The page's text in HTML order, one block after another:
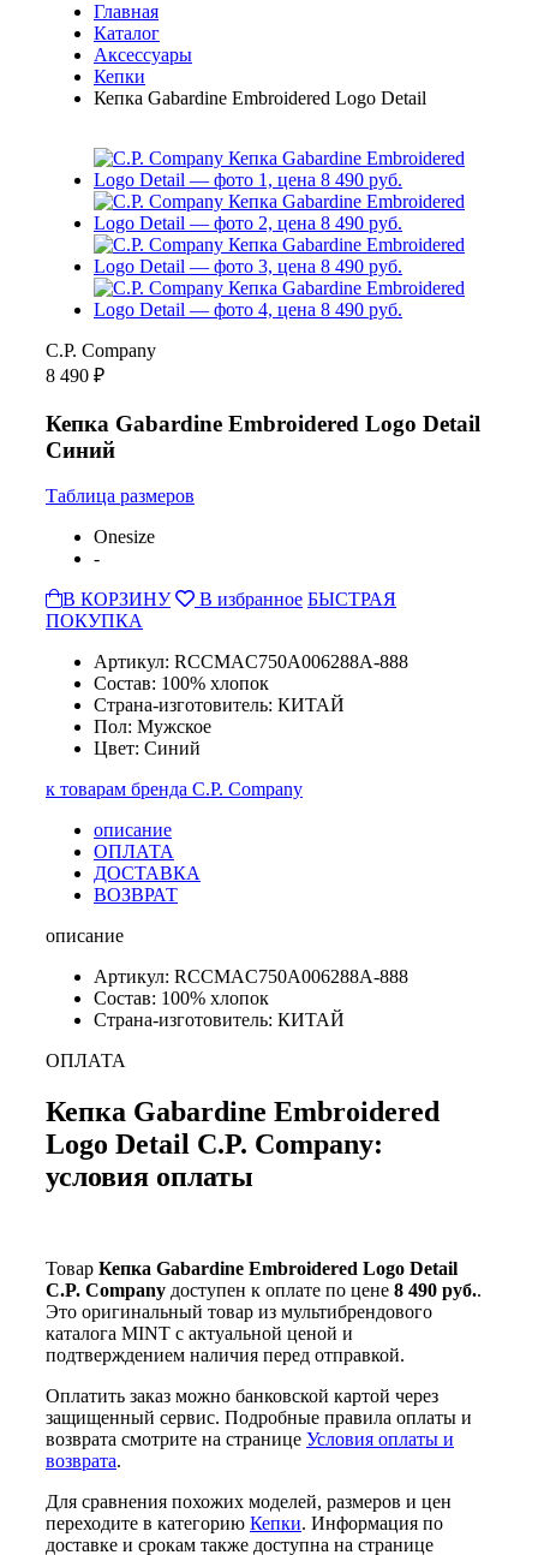
Главная
Каталог
Аксессуары
Кепки
Кепка Gabardine Embroidered Logo Detail
C.P. Company
8 490 ₽
Кепка Gabardine Embroidered Logo Detail
Синий
Таблица размеров
Onesize
-
В КОРЗИНУ
В избранное БЫСТРАЯ
ПОКУПКА
Артикул: RCCMAC750A006288A-888
Состав: 100% хлопок
Страна-изготовитель: КИТАЙ
Пол: Мужское
Цвет: Синий
к товарам бренда C.P. Company
описание
ОПЛАТА
ДОСТАВКА
ВОЗВРАТ
описание
Артикул: RCCMAC750A006288A-888
Состав: 100% хлопок
Страна-изготовитель: КИТАЙ
ОПЛАТА
Кепка Gabardine Embroidered
Logo Detail C.P. Company:
условия оплаты
Товар Кепка Gabardine Embroidered Logo Detail
C.P. Company доступен к оплате по цене 8 490 руб..
Это оригинальный товар из мультибрендового
каталога MINT с актуальной ценой и
подтверждением наличия перед отправкой.
Оплатить заказ можно банковской картой через
защищенный сервис. Подробные правила оплаты и
возврата смотрите на странице Условия оплаты и
возврата.
Для сравнения похожих моделей, размеров и цен
переходите в категорию Кепки. Информация по
доставке и срокам также доступна на странице